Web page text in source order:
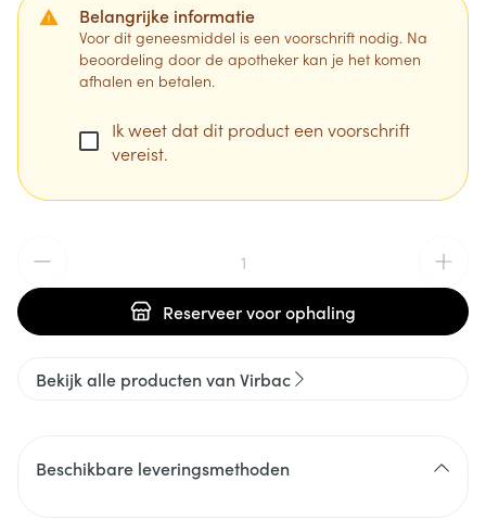
Belangrijke informatie
Voor dit geneesmiddel is een voorschrift nodig. Na
beoordeling door de apotheker kan je het komen
afhalen en betalen.
Ik weet dat dit product een voorschrift
vereist.
Reserveervoor ophaling
Bekijk alle producten van Virbac
Beschikbare leveringsmethoden